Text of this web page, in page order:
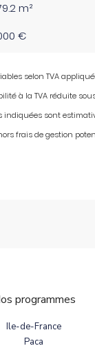
m²
€
selon TVA
à la TVA réduite
indiquées sont
frais de gestion
programmes
Ile-de-France
Paca